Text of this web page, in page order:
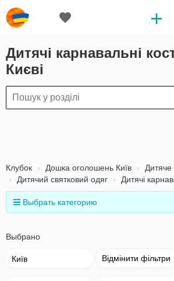
Дитячі карнавальні
Києві
Клубок Дошка оголошень Київ Дитяче
Дитячий святковий одяг
Дитячі
Выбрать категорию
Выбрано
Київ Відмінити фільтри